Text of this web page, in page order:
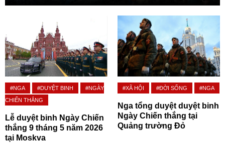
#NGA #DUYỆT BINH
#NGÀY
CHIẾN THẮNG
Lễ duyệt binh Ngày Chiến
thắng 9 tháng 5 năm 2026
tại Moskva
#XÃ HỘI #ĐỜI SỐNG #NGA
Nga tổng duyệt duyệt binh
Ngày Chiến thắng tại
Quảng trường Đỏ